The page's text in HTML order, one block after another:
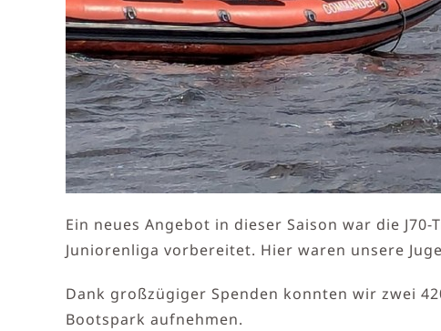
Ein neues Angebot in dieser Saison war die
Juniorenliga vorbereitet. Hier waren unsere
Dank großzügiger Spenden konnten wir zwei
Bootspark aufnehmen.